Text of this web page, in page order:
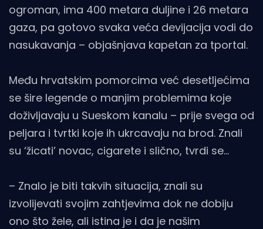
ogroman, ima 400 metara duljine i 26 metara
gaza, pa gotovo svaka veća devijacija vodi do
nasukavanja – objašnjava kapetan za tportal.
Među hrvatskim pomorcima već desetljećima
se šire legende o manjim problemima koje
doživljavaju u Sueskom kanalu – prije svega od
peljara i tvrtki koje ih ukrcavaju na brod. Znali
su ‘žicati’ novac, cigarete i slično, tvrdi se…
– Znalo je biti takvih situacija, znali su
izvolijevati svojim zahtjevima dok ne dobiju
ono što žele, ali istina je i da je našim